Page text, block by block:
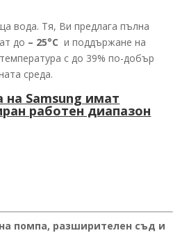
вода. Тя, Ви предлага пълна
до – 25°C и поддържане на
с до 39% по-добър
среда.
Samsung имат
работен диапазон
помпа, разширителен съд и